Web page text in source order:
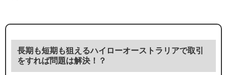
長期も短期も狙えるハイローオーストラリアで取引
をすれば問題は解決！？